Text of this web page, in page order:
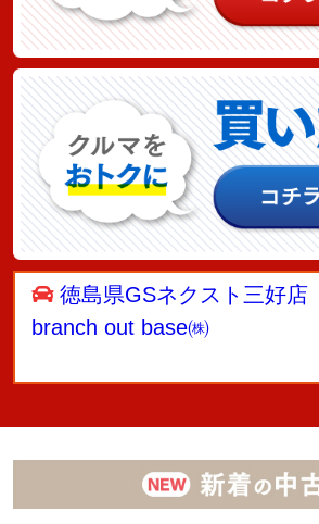
徳島県GSネクスト三好店
branch out base㈱